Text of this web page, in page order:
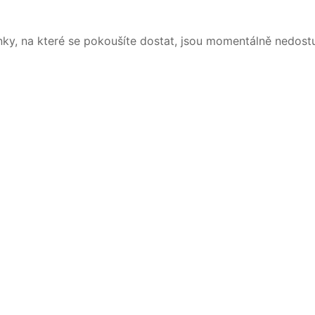
na které se pokoušíte dostat, jsou momentálně